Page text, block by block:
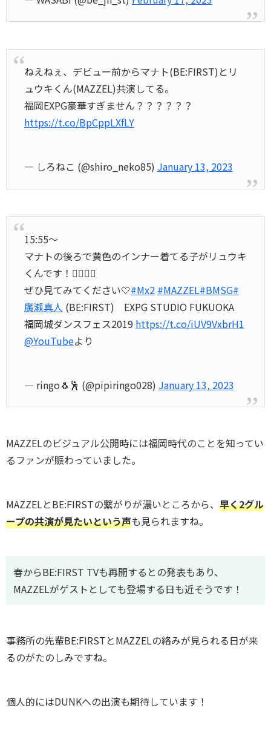
ねえねぇ、デビュー前からマナト(BE:FIRST)とリ
ュウキくん(MAZZEL)共演してる。
福岡EXPG豪華すぎません？？？？？？
https://t.co/BpCppLXfLY
— しろねこ (@shiro_neko85) January 13, 2023
15:55〜
マナトの後ろで黄色のインナー着てる子がリュウキ
くんです！❤️‍🔥❤️‍🔥
ぜひ見てみてください🤍#Mx2 #MAZZEL#BMSG#
廣瀨真人 (BE:FIRST) EXPG STUDIO FUKUOKA
福岡城ダンスフェス2019 https://t.co/iUV9VxbrH1
@YouTubeより
— ringo🐧🕺 (@pipiringo028) January 13, 2023
MAZZELのビジュアル公開時には福岡時代のことを知ってい
るファンが賑わっていました。
MAZZELとBE:FIRSTの繋がりが濃いところから、 早く2グル
ープの共演が見たいという声も見られますね。
春からBE:FIRST TVも再開するとの発表もあり、
MAZZELがゲストとしても登場する日も近そうです！
事務所の先輩BE:FIRSTとMAZZELの絡みが見られる日が来
るのがたのしみですね。
個人的にはDUNKへの出演も期待しています！